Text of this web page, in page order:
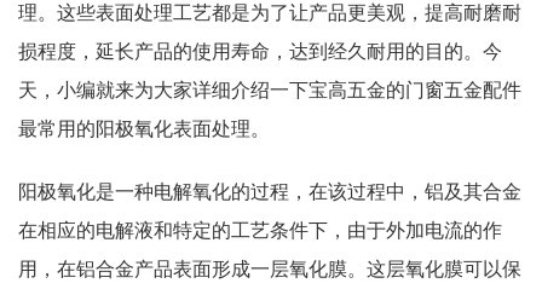
理。这些表面处理工艺都是为了让产品更美观，提高耐磨耐
损程度，延长产品的使用寿命，达到经久耐用的目的。今
天，小编就来为大家详细介绍一下宝高五金的门窗五金配件
最常用的阳极氧化表面处理。
阳极氧化是一种电解氧化的过程，在该过程中，铝及其合金
在相应的电解液和特定的工艺条件下，由于外加电流的作
用，在铝合金产品表面形成一层氧化膜。这层氧化膜可以保